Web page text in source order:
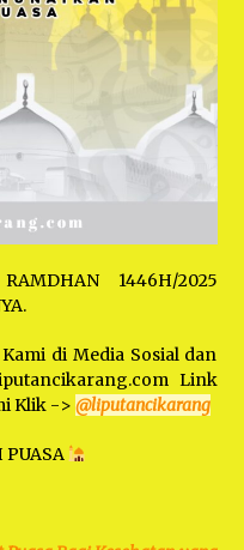
1446H/2025
di Media Sosial dan
Link
Klik -> @liputancikarang
PUASA